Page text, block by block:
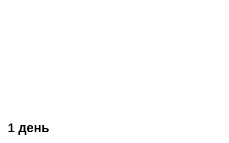
1 день